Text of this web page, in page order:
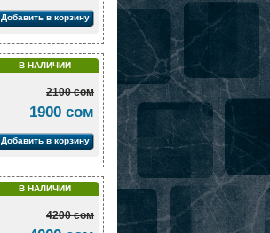
Добавить в корзину
В НАЛИЧИИ
2100 сом
1900 сом
Добавить в корзину
В НАЛИЧИИ
4200 сом